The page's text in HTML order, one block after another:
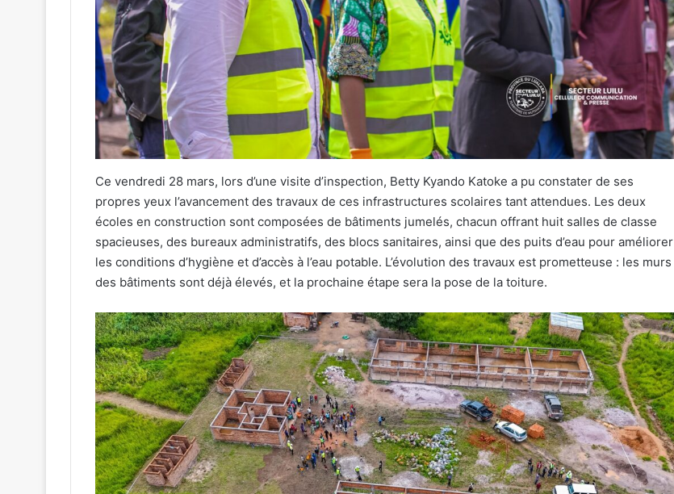
Ce vendredi 28 mars, lors d’une visite d’inspection, Betty Kyando Katoke a pu constater de ses
propres yeux l’avancement des travaux de ces infrastructures scolaires tant attendues. Les deux
écoles en construction sont composées de bâtiments jumelés, chacun offrant huit salles de classe
spacieuses, des bureaux administratifs, des blocs sanitaires, ainsi que des puits d’eau pour améliorer
les conditions d’hygiène et d’accès à l’eau potable. L’évolution des travaux est prometteuse : les murs
des bâtiments sont déjà élevés, et la prochaine étape sera la pose de la toiture.